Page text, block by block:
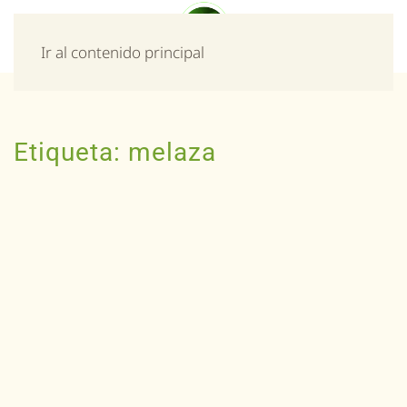
Ir al contenido principal
Etiqueta: melaza